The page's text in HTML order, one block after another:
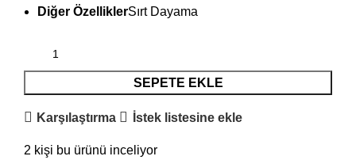
Diğer ÖzelliklerSırt Dayama
SEPETE EKLE
Karşılaştırma İstek listesine ekle
2 kişi bu ürünü inceliyor